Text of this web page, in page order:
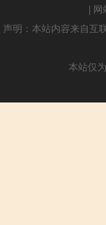
| 网
声明：本站内容来自互
本站仅